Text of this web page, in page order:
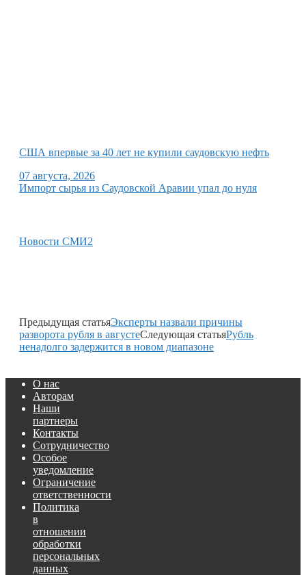
США впервые за 40 лет не купили саудовскую нефть
07 августа, 2026
Импорт сырья из Саудовской Аравии упал до нуля
Новости СМИ2
Предыдущая статьяЭксперты назвали причины
разворота рубля в августеСледующая статьяРубль
ненадолго задержится в новом диапазоне
О нас
Авторам
Наши
партнеры
Контакты
Сотрудничество
Особое
уведомление
Ограничение
ответственности
Политика
в
отношении
обработки
персональных
данных